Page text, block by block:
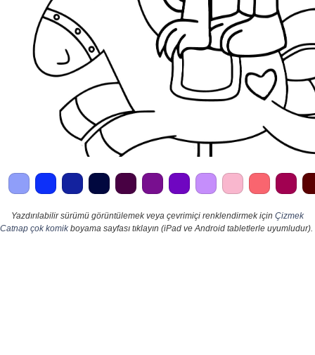
Yazdırılabilir sürümü görüntülemek veya çevrimiçi renklendirmek için Çizmek
Catnap çok komikboyama sayfası tıklayın (iPad ve Android tabletlerle uyumludur).